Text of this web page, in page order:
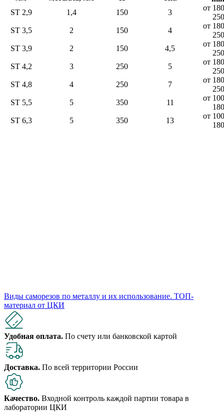
ST 2,9
1,4 150 3
от
ST 3,5
2 150 4
от
ST 3,9
2 150 4,5
от
ST 4,2
3 250 5
от
ST 4,8
4 250 7
от
ST 5,5
5 350 11
от
ST 6,3
5 350 13
от
Виды саморезов по металлу и их использование. ​​​​​​​ТОП-
материал от ЦКИ
Удобная оплата. По счету или банковской картой
Доставка. По всей территории России
Качество. Входной контроль каждой партии товара в
лаборатории ЦКИ